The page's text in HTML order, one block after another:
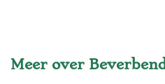
Meer over